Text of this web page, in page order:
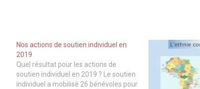
Nos actions de soutien individuel en
2019
Quel résultat pour les actions de
soutien individuel en 2019 ? Le soutien
individuel a mobilisé 26 bénévoles pour